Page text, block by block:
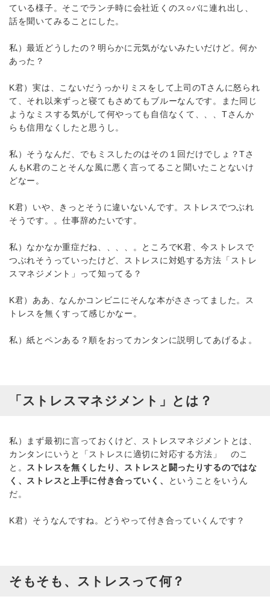
ている様子。そこでランチ時に会社近くのス○バに連れ出し、
話を聞いてみることにした。
私）最近どうしたの？明らかに元気がないみたいだけど。何か
あった？
K君）実は、こないだうっかりミスをして上司のTさんに怒られ
て、それ以来ずっと寝てもさめてもブルーなんです。また同じ
ようなミスする気がして何やっても自信なくて、、、Tさんか
らも信用なくしたと思うし。
私）そうなんだ、でもミスしたのはその１回だけでしょ？Tさ
んもK君のことそんな風に悪く言ってること聞いたことないけ
どなー。
K君）いや、きっとそうに違いないんです。ストレスでつぶれ
そうです。。仕事辞めたいです。
私）なかなか重症だね、、、、。ところでK君、今ストレスで
つぶれそうっていったけど、ストレスに対処する方法「ストレ
スマネジメント」って知ってる？
K君）ああ、なんかコンビニにそんな本がささってました。ス
トレスを無くすって感じかなー。
私）紙とペンある？順をおってカンタンに説明してあげるよ。
「ストレスマネジメント」とは？
私）まず最初に言っておくけど、ストレスマネジメントとは、
カンタンにいうと「ストレスに適切に対応する方法」 のこ
と。 ストレスを無くしたり、ストレスと闘ったりするのではな
く、ストレスと上手に付き合っていく、
ということをいうん
だ。
K君）そうなんですね。どうやって付き合っていくんです？
そもそも、ストレスって何？